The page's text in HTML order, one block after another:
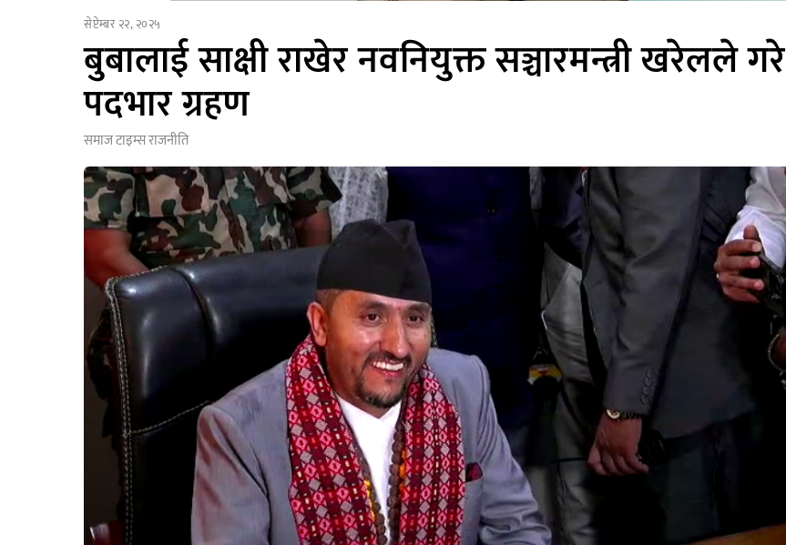
सेप्टेम्बर २२, २०२५
बुबालाई साक्षी राखेर नवनियुक्त सञ्चारमन्त्री खरेलले गरे
पदभार ग्रहण
समाज टाइम्सराजनीति